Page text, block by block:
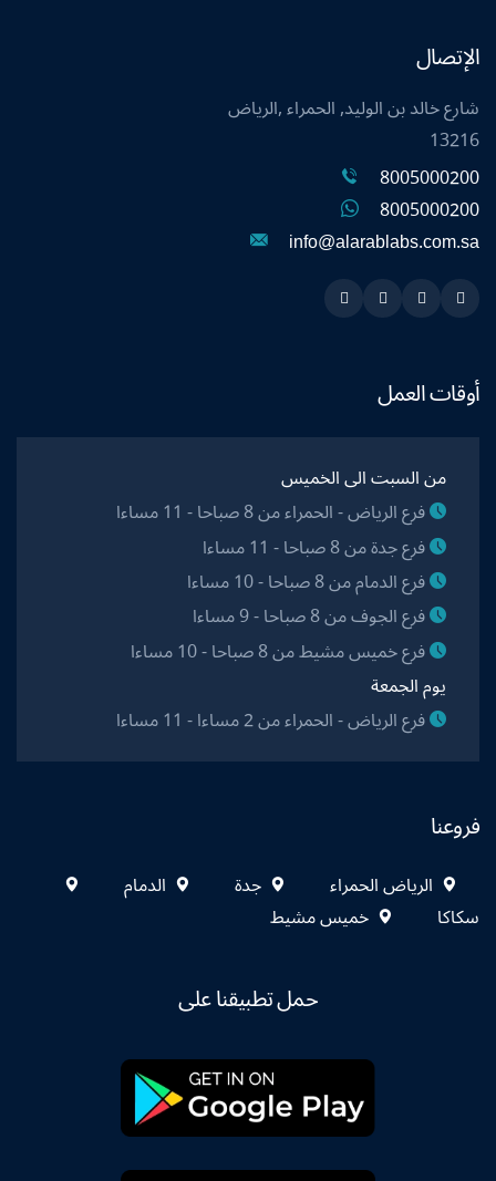
الإتصال
شارع خالد بن الوليد, الحمراء ,الرياض
13216
8005000200
8005000200
info@alarablabs.com.sa
Snapchat
Twitter
Linkedin
Instagram
أوقات العمل
من السبت الى الخميس
فرع الرياض - الحمراء من 8 صباحا - 11 مساءا
فرع جدة من 8 صباحا - 11 مساءا
فرع الدمام من 8 صباحا - 10 مساءا
فرع الجوف من 8 صباحا - 9 مساءا
فرع خميس مشيط من 8 صباحا - 10 مساءا
يوم الجمعة
فرع الرياض - الحمراء من 2 مساءا - 11 مساءا
فروعنا
الرياض الحمراء جدة
الدمام
سكاكا
خميس مشيط
حمل تطبيقنا على